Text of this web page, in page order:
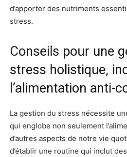
d’apporter des nutriments
stress.
Conseils pour une
stress holistique,
l’alimentation anti-
La gestion du stress nécessite
qui englobe non seulement
d’autres aspects de notre vie
d’établir une routine qui inclut